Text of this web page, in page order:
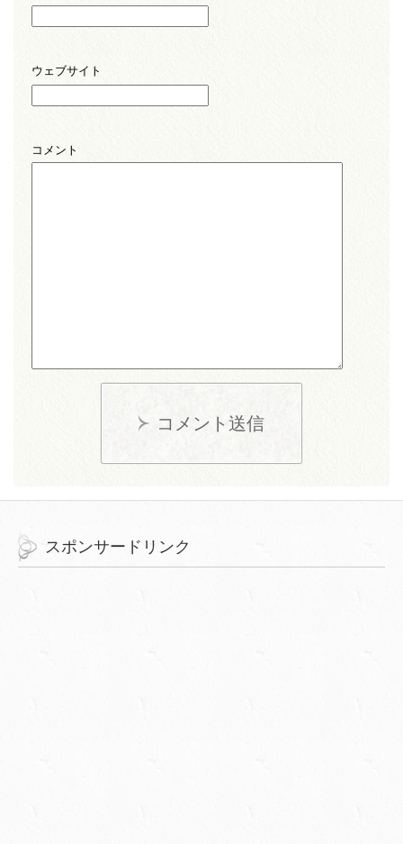
ウェブサイト
コメント
コメント送信
スポンサードリンク